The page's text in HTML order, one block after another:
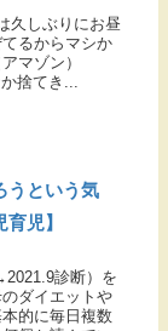
久しぶりにお昼
るからマシか
マゾン）
捨てき...
うという気
児】
診断）を
ダイエットや
的に毎日複数